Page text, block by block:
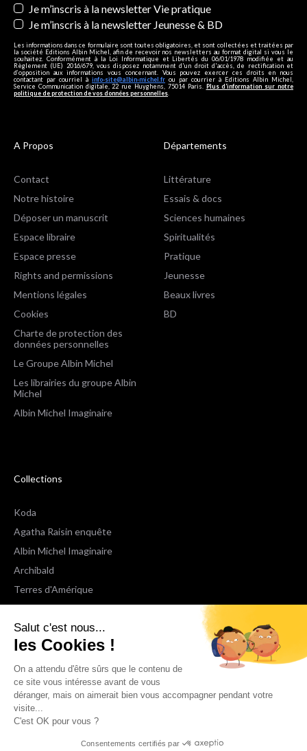
Salut c'est nous...
les Cookies !
On a attendu d'être sûrs que le contenu de
ce site vous intéresse avant de vous
déranger, mais on aimerait bien vous accompagner pendant votre
visite...
C'est OK pour vous ?
Consentements certifiés par
Je m’inscris à la newsletter Vie pratique
Je m’inscris à la newsletter Jeunesse & BD
Les informations dans ce formulaire sont toutes obligatoires, et sont collectées et traitées par
la société Editions Albin Michel, afin de recevoir nos newsletters au format digital si vous le
souhaitez. Conformément à la Loi Informatique et Libertés du 06/01/1978 modifiée et au
Règlement (UE) 2016/679, vous disposez notamment d'un droit d'accès, de rectification et
d’opposition aux informations vous concernant. Vous pouvez exercer ces droits en nous
contactant par courriel à info-site@albin-michel.fr ou par courrier à Editions Albin Michel,
Service Communication digitale, 22 rue Huyghens, 75014 Paris. Plus d’information sur notre
politique de protection de vos données personnelles
A Propos
Contact
Notre histoire
Déposer un manuscrit
Espace libraire
Espace presse
Rights and permissions
Mentions légales
Cookies
Charte de protection des
données personnelles
Le Groupe Albin Michel
Les librairies du groupe Albin
Michel
Albin Michel Imaginaire
Départements
Littérature
Essais & docs
Sciences humaines
Spiritualités
Pratique
Jeunesse
Beaux livres
BD
Collections
Koda
Agatha Raisin enquête
Albin Michel Imaginaire
Archibald
Terres d'Amérique
Espaces Libres Poche
NOX
Wiz
Voir toutes les collections
Nous suivre